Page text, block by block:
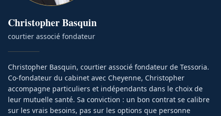
ChristopherBasquin
courtier associé fondateur
Christopher Basquin, courtier associé fondateur de Tessoria.
Co-fondateur du cabinet avec Cheyenne, Christopher
accompagne particuliers et indépendants dans le choix de
leur mutuelle santé. Sa conviction : un bon contrat se calibre
sur les vrais besoins, pas sur les options que personne